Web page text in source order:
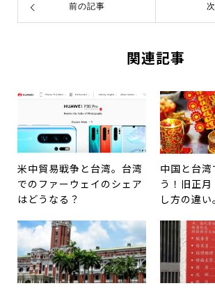
前の記事
関連記事
米中貿易戦争と台湾。台湾
でのファーウェイのシェア
はどうなる？
中国と台
う！旧正
し方の違い。